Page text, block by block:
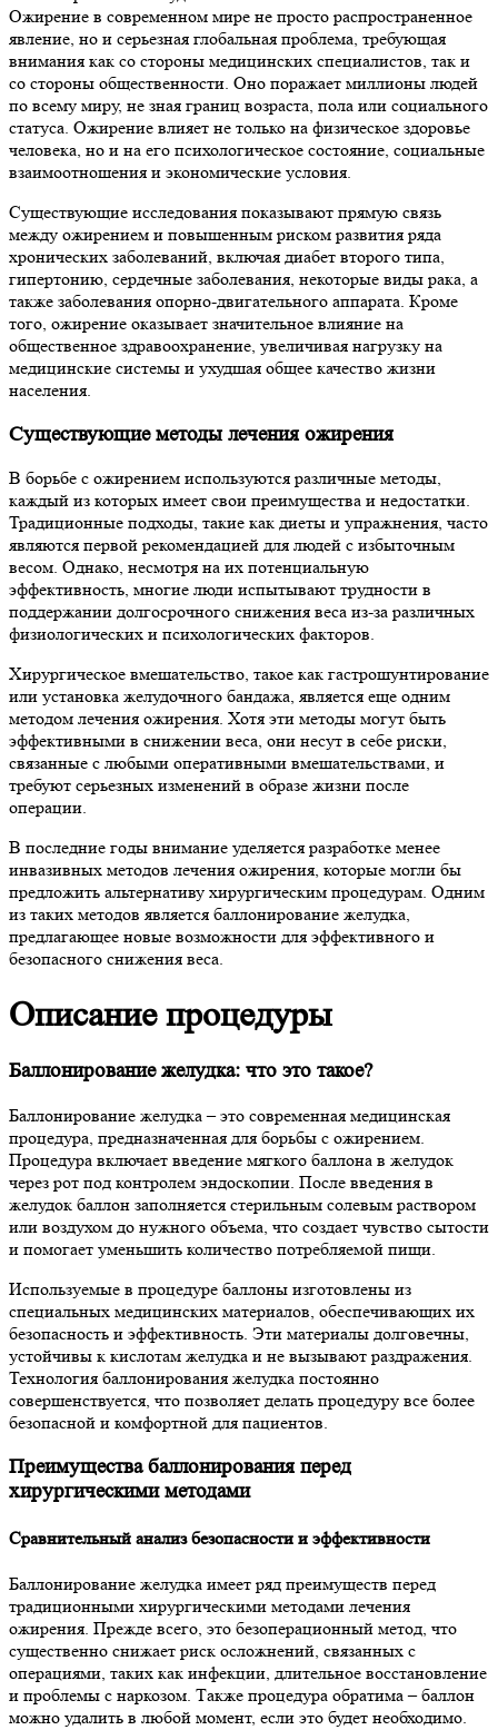
Ожирение в современном мире не просто распространенное
явление, но и серьезная глобальная проблема, требующая
внимания как со стороны медицинских специалистов, так и
со стороны общественности. Оно поражает миллионы людей
по всему миру, не зная границ возраста, пола или социального
статуса. Ожирение влияет не только на физическое здоровье
человека, но и на его психологическое состояние, социальные
взаимоотношения и экономические условия.
Существующие исследования показывают прямую связь
между ожирением и повышенным риском развития ряда
хронических заболеваний, включая диабет второго типа,
гипертонию, сердечные заболевания, некоторые виды рака, а
также заболевания опорно-двигательного аппарата. Кроме
того, ожирение оказывает значительное влияние на
общественное здравоохранение, увеличивая нагрузку на
медицинские системы и ухудшая общее качество жизни
населения.
Существующие методы лечения ожирения
В борьбе с ожирением используются различные методы,
каждый из которых имеет свои преимущества и недостатки.
Традиционные подходы, такие как диеты и упражнения, часто
являются первой рекомендацией для людей с избыточным
весом. Однако, несмотря на их потенциальную
эффективность, многие люди испытывают трудности в
поддержании долгосрочного снижения веса из-за различных
физиологических и психологических факторов.
Хирургическое вмешательство, такое как гастрошунтирование
или установка желудочного бандажа, является еще одним
методом лечения ожирения. Хотя эти методы могут быть
эффективными в снижении веса, они несут в себе риски,
связанные с любыми оперативными вмешательствами, и
требуют серьезных изменений в образе жизни после
операции.
В последние годы внимание уделяется разработке менее
инвазивных методов лечения ожирения, которые могли бы
предложить альтернативу хирургическим процедурам. Одним
из таких методов является баллонирование желудка,
предлагающее новые возможности для эффективного и
безопасного снижения веса.
Описание процедуры
Баллонирование желудка: что это такое?
Баллонирование желудка – это современная медицинская
процедура, предназначенная для борьбы с ожирением.
Процедура включает введение мягкого баллона в желудок
через рот под контролем эндоскопии. После введения в
желудок баллон заполняется стерильным солевым раствором
или воздухом до нужного объема, что создает чувство сытости
и помогает уменьшить количество потребляемой пищи.
Используемые в процедуре баллоны изготовлены из
специальных медицинских материалов, обеспечивающих их
безопасность и эффективность. Эти материалы долговечны,
устойчивы к кислотам желудка и не вызывают раздражения.
Технология баллонирования желудка постоянно
совершенствуется, что позволяет делать процедуру все более
безопасной и комфортной для пациентов.
Преимущества баллонирования перед
хирургическими методами
Сравнительный анализ безопасности и эффективности
Баллонирование желудка имеет ряд преимуществ перед
традиционными хирургическими методами лечения
ожирения. Прежде всего, это безоперационный метод, что
существенно снижает риск осложнений, связанных с
операциями, таких как инфекции, длительное восстановление
и проблемы с наркозом. Также процедура обратима – баллон
можно удалить в любой момент, если это будет необходимо.